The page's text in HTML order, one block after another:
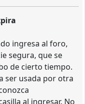
ingresa al foro,
segura, que se
de cierto tiempo.
ser usada por otra
al ingresar. No